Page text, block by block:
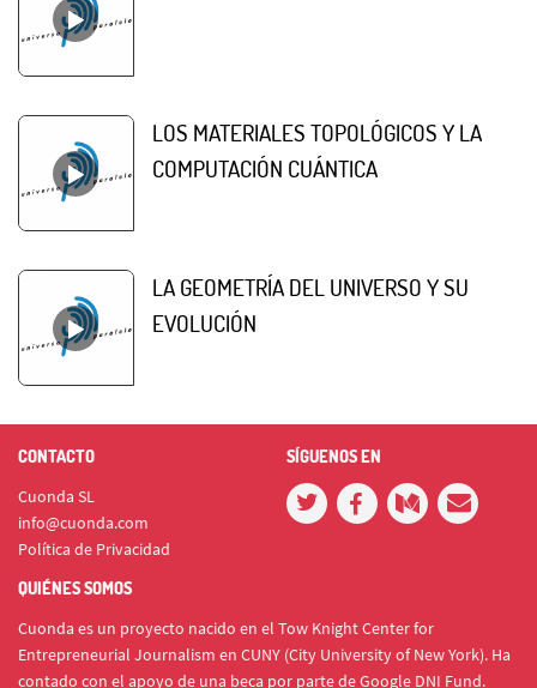
LOS MATERIALES TOPOLÓGICOS Y LA
COMPUTACIÓN CUÁNTICA
LA GEOMETRÍA DEL UNIVERSO Y SU
EVOLUCIÓN
CONTACTO
Cuonda SL
info@cuonda.com
Política de Privacidad
SÍGUENOS EN
QUIÉNES SOMOS
Cuonda es un proyecto nacido en el Tow Knight Center for
Entrepreneurial Journalism en CUNY (City University of New York). Ha
contado con el apoyo de una beca por parte de Google DNI Fund.